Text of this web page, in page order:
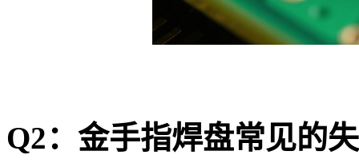
Q2：金手指焊盘常见的